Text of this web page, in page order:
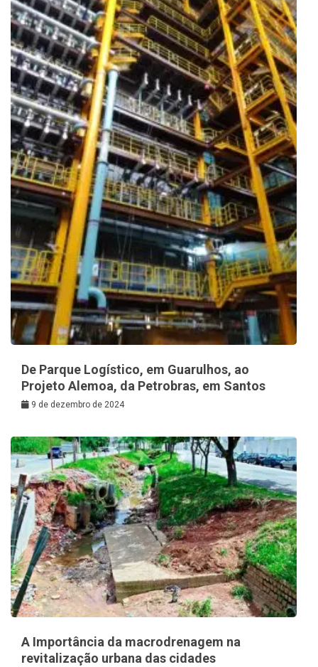
De Parque Logístico, em Guarulhos, ao
Projeto Alemoa, da Petrobras, em Santos
9 de dezembro de 2024
A Importância da macrodrenagem na
revitalização urbana das cidades